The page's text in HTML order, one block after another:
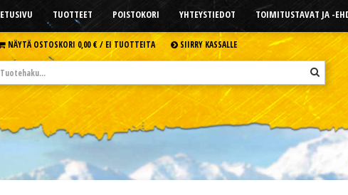
ETUSIVU TUOTTEET POISTOKORI YHTEYSTIEDOT TOIMITUSTAVAT JA -
NÄYTÄ OSTOSKORI 0,00 € /EI TUOTTEITA SIIRRY KASSALLE